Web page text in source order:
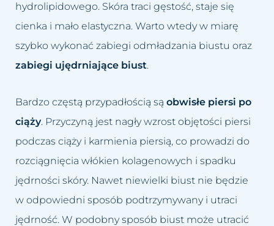
Łysienie bliznowaciejące
Łysienie telogenowe
Łysienie plackowate
Łysienie androgenowe
Sucha – wrażliwa skóra głowy
Suche zniszczone włosy
Łojotokowe zapalenie skóry
głowy
Usuwanie przebarwień
Usuwanie rozstępów
Usuwanie tkanki tłuszczowej
Usuwanie włókniaków i
zaskórników
Usuwanie worków i cieni pod
oczami
hydrolipidowego. Skóra traci gęstość, staje się
cienka i mało elastyczna. Warto wtedy w miarę
szybko wykonać zabiegi odmładzania biustu oraz
zabiegi ujędrniające biust.
Bardzo częstą przypadłością są obwisłe piersi po
ciąży. Przyczyną jest nagły wzrost objętości piersi
podczas ciąży i karmienia piersią, co prowadzi do
rozciągnięcia włókien kolagenowych i spadku
jędrności skóry. Nawet niewielki biust nie będzie
w odpowiedni sposób podtrzymywany i utraci
jędrność. W podobny sposób biust może utracić